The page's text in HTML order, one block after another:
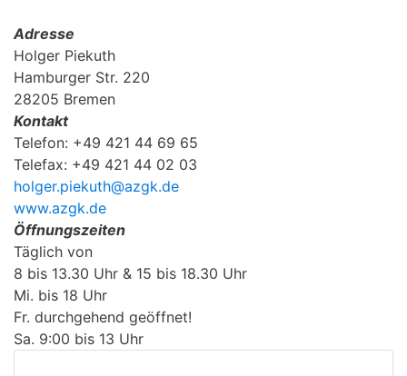
Adresse
Holger Piekuth
Hamburger Str. 220
28205 Bremen
Kontakt
Telefon: +49 421 44 69 65
Telefax: +49 421 44 02 03
holger.piekuth@azgk.de
www.azgk.de
Öffnungszeiten
Täglich von
8 bis 13.30 Uhr & 15 bis 18.30 Uhr
Mi. bis 18 Uhr
Fr. durchgehend geöffnet!
Sa. 9:00 bis 13 Uhr